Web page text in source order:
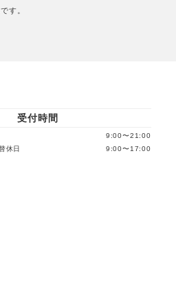
す。
受付時間
9:00〜21:00
休日
9:00〜17:00